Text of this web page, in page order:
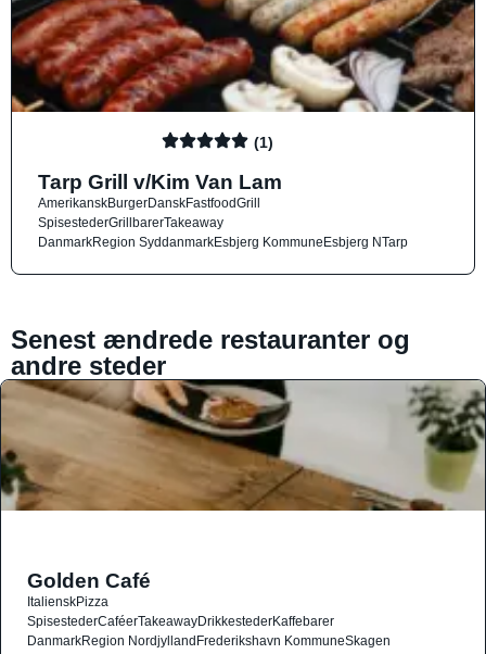
(1)
Tarp Grill v/Kim Van Lam
AmerikanskBurgerDanskFastfoodGrill
SpisestederGrillbarerTakeaway
DanmarkRegion SyddanmarkEsbjerg KommuneEsbjerg NTarp
Senest ændrede restauranter og
andre steder
Golden Café
ItalienskPizza
SpisestederCaféerTakeawayDrikkestederKaffebarer
DanmarkRegion NordjyllandFrederikshavn KommuneSkagen